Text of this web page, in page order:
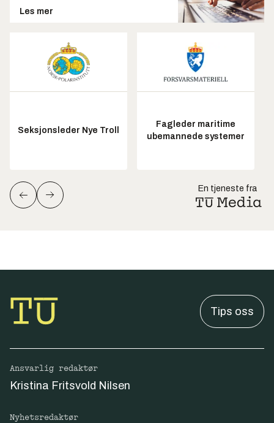
Les mer
Seksjonsleder Nye Troll
Fagleder maritime
ubemannede systemer
En tjeneste fra
Tips oss
Ansvarlig redaktør
Kristina Fritsvold Nilsen
Nyhetsredaktør